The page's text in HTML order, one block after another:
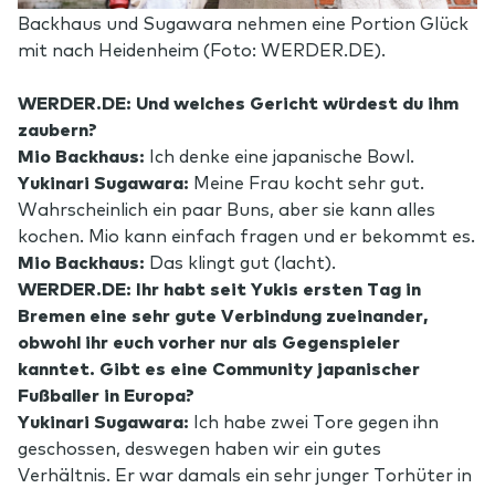
Backhaus und Sugawara nehmen eine Portion Glück
mit nach Heidenheim (Foto: WERDER.DE).
WERDER.DE: Und welches Gericht würdest du ihm
zaubern?
Mio Backhaus: Ich denke eine japanische Bowl.
Yukinari Sugawara: Meine Frau kocht sehr gut.
Wahrscheinlich ein paar Buns, aber sie kann alles
kochen. Mio kann einfach fragen und er bekommt es.
Mio Backhaus: Das klingt gut (lacht).
WERDER.DE: Ihr habt seit Yukis ersten Tag in
Bremen eine sehr gute Verbindung zueinander,
obwohl ihr euch vorher nur als Gegenspieler
kanntet. Gibt es eine Community japanischer
Fußballer in Europa?
Yukinari Sugawara: Ich habe zwei Tore gegen ihn
geschossen, deswegen haben wir ein gutes
Verhältnis. Er war damals ein sehr junger Torhüter in